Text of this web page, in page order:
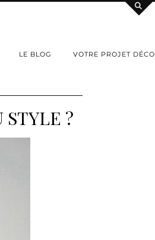
LE BLOG VOTRE PROJET DÉCO
?